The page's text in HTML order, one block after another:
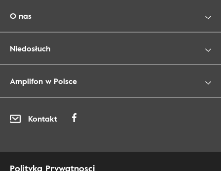
O nas
Niedosłuch
Amplifon w Polsce
Kontakt
Polityka Prywatnosci